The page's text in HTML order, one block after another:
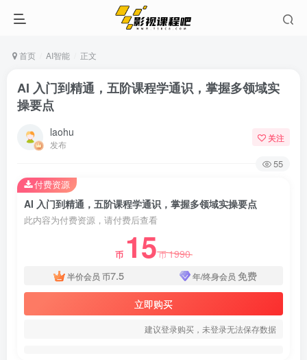
首页 AI智能 正文
AI 入门到精通，五阶课程学通识，掌握多领域实
操要点
laohu
发布
关注
55
AI 入门到精通，五阶课程学通识，掌握多领域实操要点
此内容为付费资源，请付费后查看
币 15币1990
半价会员 币7.5 年/终身会员 免费
立即购买
建议登录购买，未登录无法保存数据
付费资源